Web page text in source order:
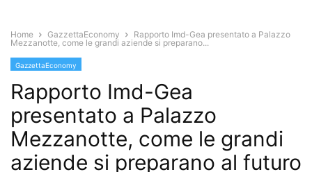
Home GazzettaEconomy
Rapporto Imd-Gea presentato a Palazzo
Mezzanotte, come le grandi aziende si preparano...
GazzettaEconomy
Rapporto Imd-Gea
presentato a Palazzo
Mezzanotte, come le grandi
aziende si preparano al futuro